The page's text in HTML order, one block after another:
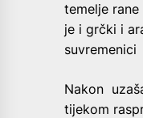
temelje
je i grčki i
Nakon
tijekom